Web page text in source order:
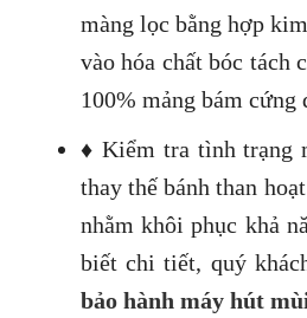
màng lọc bằng hợp
vào hóa chất bóc tách
100% mảng bám cứng
♦ Kiểm tra tình trạng
thay thế bánh than
nhằm khôi phục khả
biết chi tiết, quý
bảo hành máy hút